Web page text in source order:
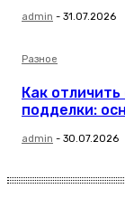
admin - 31.07.2026
Разное
Как
подделки:
admin - 30.07.2026